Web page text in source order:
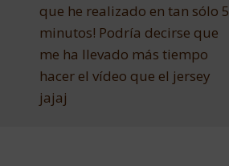
que he realizado en tan sólo 5
minutos! Podría decirse que
me ha llevado más tiempo
hacer el vídeo que el jersey
jajaj